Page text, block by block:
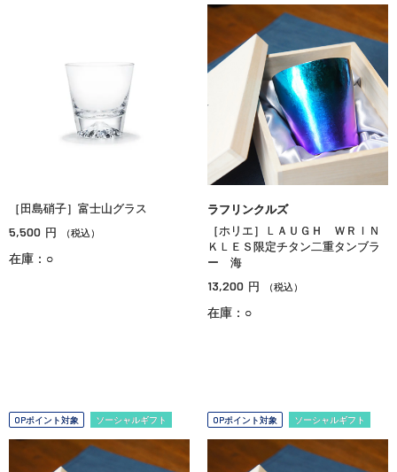
［田島硝子］富士山グラス
5,500 円 （税込）
在庫：○
ラフリンクルズ
［ホリエ］ＬＡＵＧＨ ＷＲＩＮ
ＫＬＥＳ限定チタン二重タンブラ
ー 海
13,200 円 （税込）
在庫：○
OPポイント対象 ソーシャルギフト OPポイント対象 ソーシャルギフト